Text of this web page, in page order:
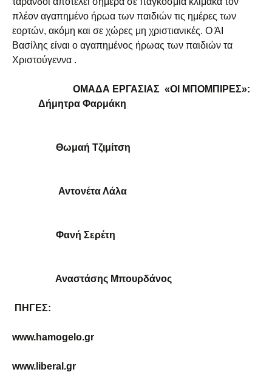
πλέον αγαπημένο ήρωα των παιδιών τις ημέρες των
εορτών, ακόμη και σε χώρες μη χριστιανικές. Ο ΆΙ
Βασίλης είναι ο αγαπημένος ήρωας των παιδιών τα
Χριστούγεννα .
ΟΜΑΔΑ ΕΡΓΑΣΙΑΣ «ΟΙ ΜΠΟΜΠΙΡΕΣ»:
Δήμητρα Φαρμάκη
Θωμαή Τζιμίτση
Αντονέτα Λάλα
Φανή Σερέτη
Αναστάσης Μπουρδάνος
ΠΗΓΕΣ:
www.hamogelo.gr
www.liberal.gr